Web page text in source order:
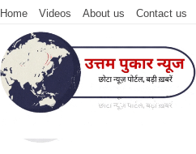
Home Videos About us Contact us